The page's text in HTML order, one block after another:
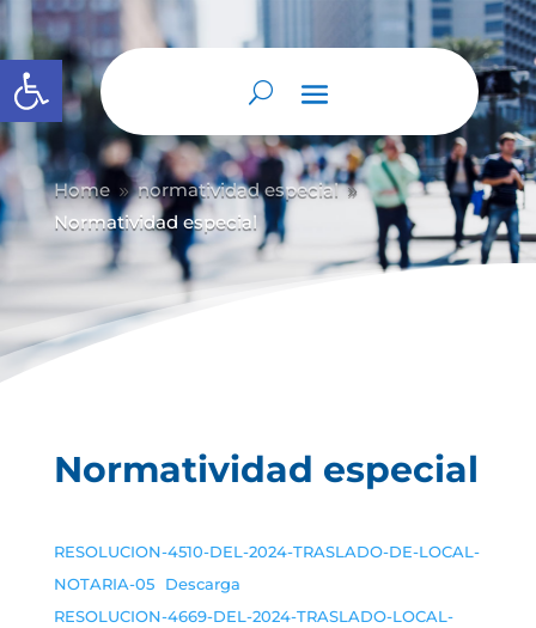
Abrir barra de herramientas
Home 9 normatividad especial 9
Normatividad especial
Normatividad especial
RESOLUCION-4510-DEL-2024-TRASLADO-DE-LOCAL-
NOTARIA-05
Descarga
RESOLUCION-4669-DEL-2024-TRASLADO-LOCAL-